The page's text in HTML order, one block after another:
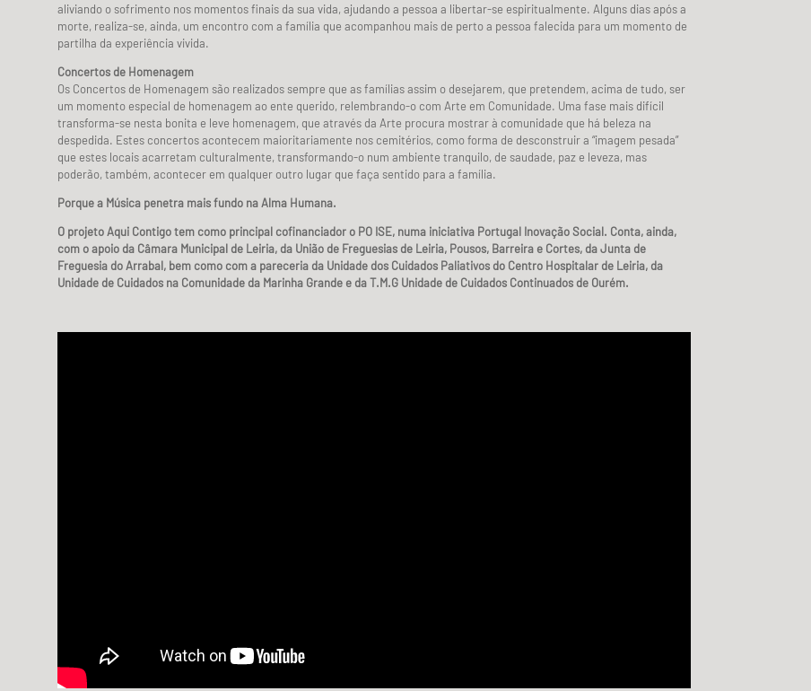
aliviando o sofrimento nos momentos finais da sua vida, ajudando a pessoa a libertar-se espiritualmente. Alguns dias após a
morte, realiza-se, ainda, um encontro com a família que acompanhou mais de perto a pessoa falecida para um momento de
partilha da experiência vivida.
Concertos de Homenagem
Os Concertos de Homenagem são realizados sempre que as famílias assim o desejarem, que pretendem, acima de tudo, ser
um momento especial de homenagem ao ente querido, relembrando-o com Arte em Comunidade. Uma fase mais difícil
transforma-se nesta bonita e leve homenagem, que através da Arte procura mostrar à comunidade que há beleza na
despedida. Estes concertos acontecem maioritariamente nos cemitérios, como forma de desconstruir a “imagem pesada”
que estes locais acarretam culturalmente, transformando-o num ambiente tranquilo, de saudade, paz e leveza, mas
poderão, também, acontecer em qualquer outro lugar que faça sentido para a família.
Porque a Música penetra mais fundo na Alma Humana.
O projeto Aqui Contigo tem como principal cofinanciador o PO ISE, numa iniciativa Portugal Inovação Social. Conta, ainda,
com o apoio da Câmara Municipal de Leiria, da União de Freguesias de Leiria, Pousos, Barreira e Cortes, da Junta de
Freguesia do Arrabal, bem como com a pareceria da Unidade dos Cuidados Paliativos do Centro Hospitalar de Leiria, da
Unidade de Cuidados na Comunidade da Marinha Grande e da T.M.G Unidade de Cuidados Continuados de Ourém.